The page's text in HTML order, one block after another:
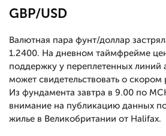
GBP/USD
Валютная пара фунт/доллар
1.2400. На дневном таймфрейме
поддержку у переплетенных линий
может свидетельствовать о скором
Из фундамента завтра в 9.00 по
внимание на публикацию данных
жилье в Великобритании от Halifax.